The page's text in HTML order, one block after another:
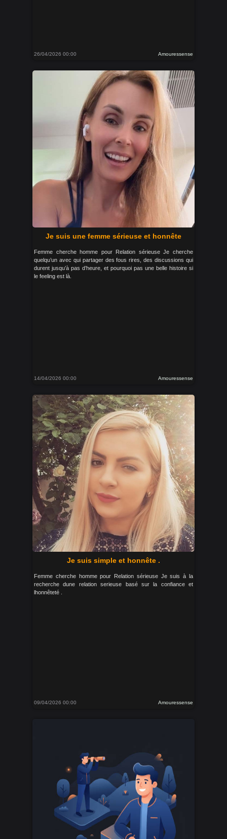
26/04/2026 00:00 Amouressense
Je suis une femme sérieuse et honnête
Femme cherche homme pour Relation sérieuse Je cherche
quelqu’un avec qui partager des fous rires, des discussions qui
durent jusqu’à pas d’heure, et pourquoi pas une belle histoire si
le feeling est là.
14/04/2026 00:00 Amouressense
Je suis simple et honnête .
Femme cherche homme pour Relation sérieuse Je suis à la
recherche dune relation serieuse basé sur la confiance et
lhonnêteté .
09/04/2026 00:00 Amouressense